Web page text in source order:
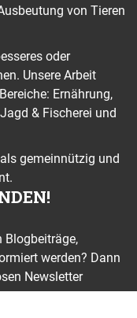
von Tieren
oder
Unsere Arbeit
Ernährung,
& Fischerei und
gemeinnützig und
Blogbeiträge,
werden? Dann
Newsletter